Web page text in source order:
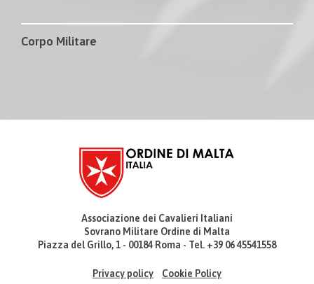
Corpo Militare
Associazione dei Cavalieri Italiani
Sovrano Militare Ordine di Malta
Piazza del Grillo, 1 - 00184 Roma - Tel. +39 06 45541558
Privacy policy
Cookie Policy